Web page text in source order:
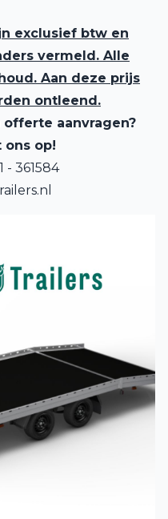
exclusief btw en
vermeld. Alle
Aan deze prijs
ontleend.
aanvragen?
ons op!
- 361584